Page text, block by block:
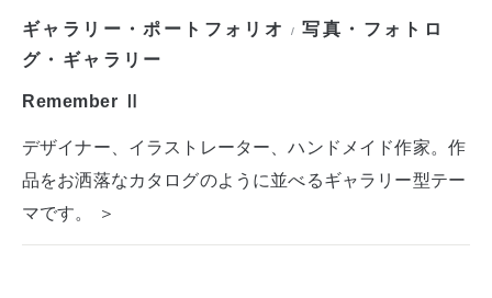
ギャラリー・ポートフォリオ /写真・フォトロ
グ・ギャラリー
Remember Ⅱ
デザイナー、イラストレーター、ハンドメイド作家。作
品をお洒落なカタログのように並べるギャラリー型テー
マです。 ＞